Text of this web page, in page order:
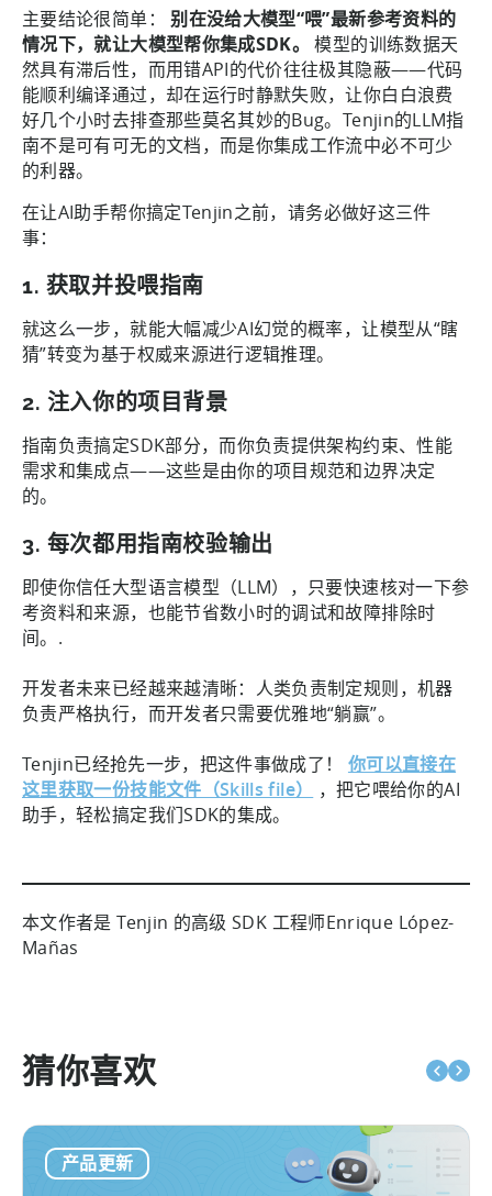
主要结论很简单： 别在没给大模型“喂”最新参考资料的
情况下，就让大模型帮你集成SDK。模型的训练数据天
然具有滞后性，而用错API的代价往往极其隐蔽——代码
能顺利编译通过，却在运行时静默失败，让你白白浪费
好几个小时去排查那些莫名其妙的Bug。Tenjin的LLM指
南不是可有可无的文档，而是你集成工作流中必不可少
的利器。
在让AI助手帮你搞定Tenjin之前，请务必做好这三件
事：
1. 获取并投喂指南
就这么一步，就能大幅减少AI幻觉的概率，让模型从“瞎
猜”转变为基于权威来源进行逻辑推理。
2. 注入你的项目背景
指南负责搞定SDK部分，而你负责提供架构约束、性能
需求和集成点——这些是由你的项目规范和边界决定
的。
3. 每次都用指南校验输出
即使你信任大型语言模型（LLM），只要快速核对一下参
考资料和来源，也能节省数小时的调试和故障排除时
间。.
开发者未来已经越来越清晰：人类负责制定规则，机器
负责严格执行，而开发者只需要优雅地“躺赢”。
Tenjin已经抢先一步，把这件事做成了！ 你可以直接在
这里获取一份技能文件（Skills file）
，把它喂给你的AI
助手，轻松搞定我们SDK的集成。
本文作者是 Tenjin 的高级 SDK 工程师Enrique López-
Mañas
猜你喜欢
产品更新